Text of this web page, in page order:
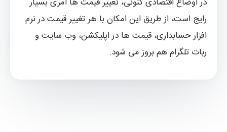
رایج است، از طریق این امکان با هر تغییر قیمت در نرم
افزار حسابداری، قیمت ها در اپلیکشن، وب سایت و
ربات تلگرام هم بروز می شود.